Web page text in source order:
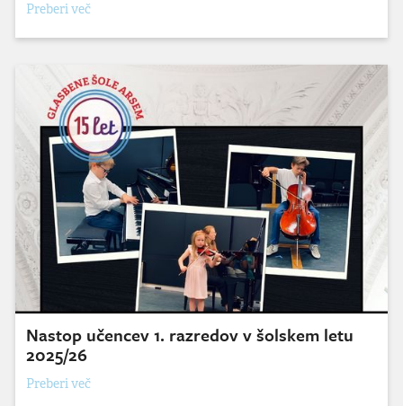
Preberi več
Nastop učencev 1. razredov v šolskem letu
2025/26
Preberi več